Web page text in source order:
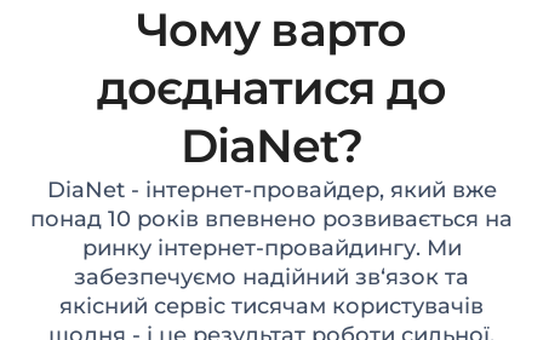
Чому варто
доєднатися до
DiaNet?
DiaNet - інтернет-провайдер, який вже
понад 10 років впевнено розвивається на
ринку інтернет-провайдингу. Ми
забезпечуємо надійний зв‘язок та
якісний сервіс тисячам користувачів